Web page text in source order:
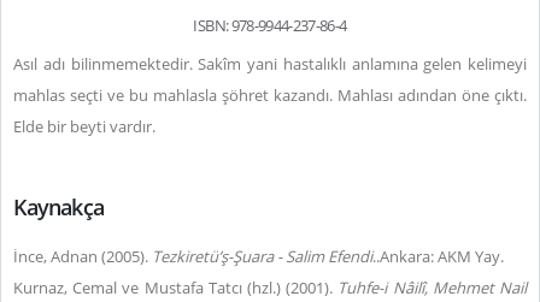
ISBN: 978-9944-237-86-4
Asıl adı bilinmemektedir. Sakîm yani hastalıklı anlamına gelen kelimeyi
mahlas seçti ve bu mahlasla şöhret kazandı. Mahlası adından öne çıktı.
Elde bir beyti vardır.
Kaynakça
İnce, Adnan (2005). Tezkiretü’ş-Şuara - Salim Efendi..Ankara: AKM Yay.
Kurnaz, Cemal ve Mustafa Tatcı (hzl.) (2001). Tuhfe-i Nâilî, Mehmet Nail